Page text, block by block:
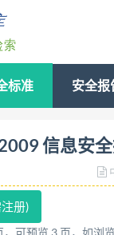
标准 安全报
信息安
册)